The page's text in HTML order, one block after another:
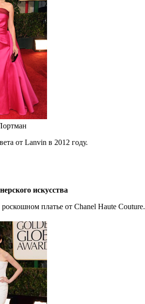
от Lanvin в 2012 году.
искусства
платье от Chanel Haute Couture.